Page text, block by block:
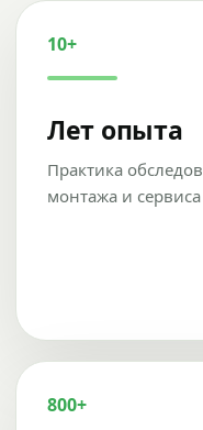
10+
Лет опыта
Практика
монтажа и
800+